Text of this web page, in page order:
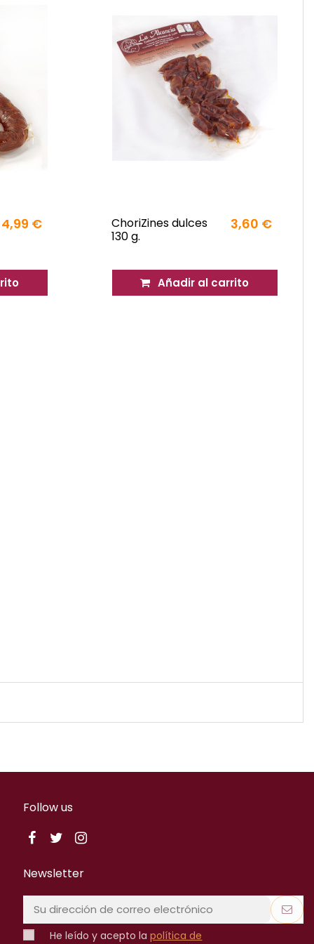
4,99 €
ChoriZines dulces
130 g.
3,60 €
Añadir al carrito
Follow us
Newsletter
He leído y acepto lapolítica de